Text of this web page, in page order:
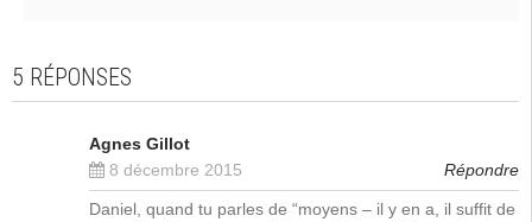
5 RÉPONSES
Agnes Gillot
8 décembre 2015
Répondre
Daniel, quand tu parles de “moyens – il y en a, il suffit de